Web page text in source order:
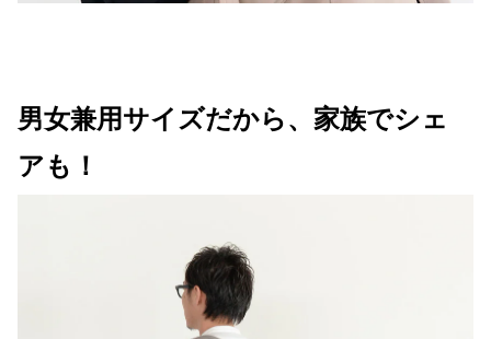
男女兼用サイズだから、家族でシェ
アも！